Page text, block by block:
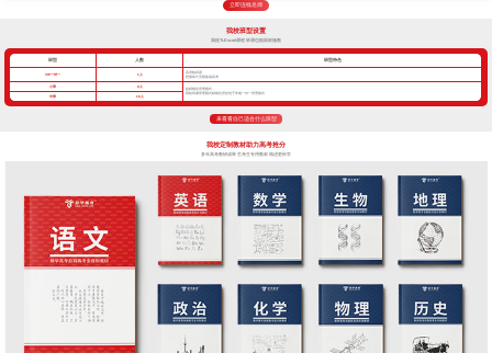
立即连线名师
我校班型设置
我校TLEscort课程 班课也能因材施教
班型 人数 班型特色
VIP一对一 1人
高考核武器
把握每寸光阴备战高考
小班 8人
超精细化管理模式
我校班课管理模式精细化管控优于常规一对一管理模式
中班 16人
来看看自己适合什么班型
我校定制教材助力高考抢分
多年高考教研成果 艺考生专用教材 精进更科学